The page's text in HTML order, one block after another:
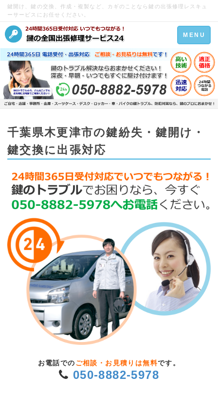
鍵開け、鍵の交換、作成・複製など、カギのことなら鍵の出張修理レスキュ
ーサービスにお任せください。
Toggle
navigation
MENU
千葉県木更津市の鍵紛失・鍵開け・
鍵交換に出張対応
お電話での ご相談・お見積りは無料です。
050-8882-5978